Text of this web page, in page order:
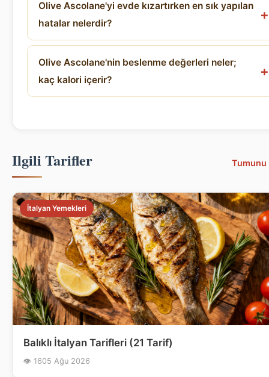
Olive Ascolane'yi evde kızartırken en sık yapılan
hatalar nelerdir?
Olive Ascolane'nin beslenme değerleri neler;
kaç kalori içerir?
Ilgili Tarifler
İtalyan Yemekleri
Balıklı İtalyan Tarifleri (21 Tarif)
👁 1605 Ağu 2026